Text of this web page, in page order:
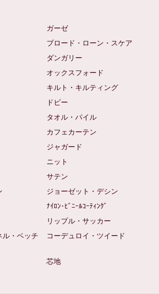
ガーゼ
ブロード・ローン・スケア
ダンガリー
オックスフォード
キルト・キルティング
ドビー
タオル・パイル
カフェカーテン
ジャガード
ニット
サテン
ジョーゼット・デシン
ﾅｲﾛﾝ･ﾋﾞﾆｰﾙｺｰﾃｨﾝｸﾞ
リップル・サッカー
ル・ベッチ
コーデュロイ・ツイード
芯地